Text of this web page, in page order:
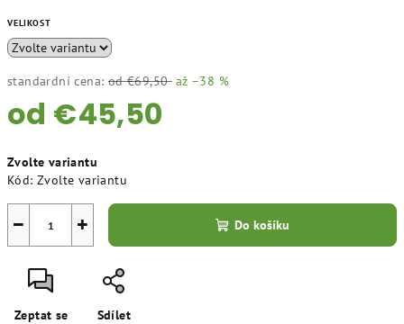
VELIKOST
standardní cena: od €69,50 až –38 %
od €45,50
cena:
Zvolte variantu
Kód: Zvolte variantu
+
− Do košíku
Zeptat se Sdílet